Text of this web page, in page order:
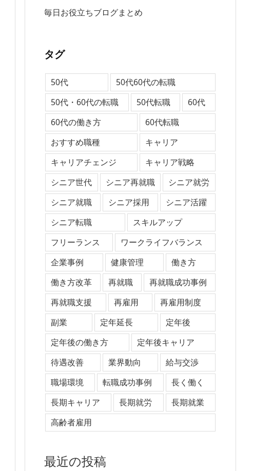
毎日お役立ちブログまとめ
タグ
50代
50代60代の転職
50代・60代の転職
50代転職
60代
60代の働き方
60代転職
おすすめ職種
キャリア
キャリアチェンジ
キャリア戦略
シニア世代
シニア再就職
シニア就労
シニア就職
シニア採用
シニア活躍
シニア転職
スキルアップ
フリーランス
ワークライフバランス
企業事例
健康管理
働き方
働き方改革
再就職
再就職成功事例
再就職支援
再雇用
再雇用制度
副業
定年延長
定年後
定年後の働き方
定年後キャリア
待遇改善
業界動向
給与交渉
職場環境
転職成功事例
長く働く
長期キャリア
長期就労
長期就業
高齢者雇用
最近の投稿